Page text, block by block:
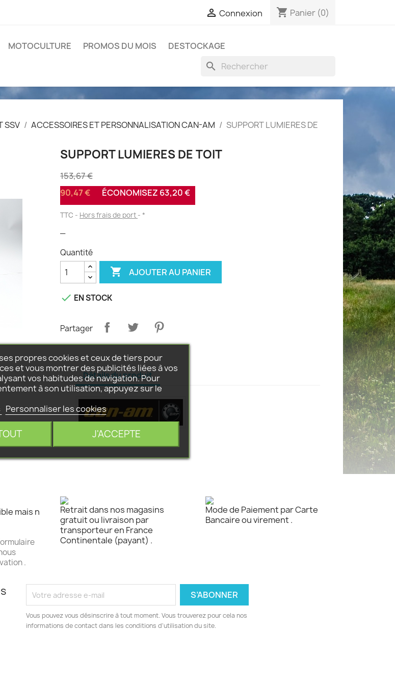
 Connexion shopping_cart Panier (0)
MOTOCULTURE PROMOS DU MOIS DESTOCKAGE
search
SSV ACCESSOIRES ET PERSONNALISATION CAN-AM
SUPPORT LUMIERES DE
SUPPORT LUMIERES DE TOIT
153,67 €
90,47 €
ÉCONOMISEZ 63,20 €
TTC Hors frais de port *
Quantité
 AJOUTER AU PANIER
 EN STOCK
Partager
Détails du produit
mais n
.
Retrait dans nos magasins
gratuit ou livraison par
transporteur en France
Continentale (payant) .
Mode de Paiement par Carte
Bancaire ou virement .
Vous pouvez vous désinscrire à tout moment. Vous trouverez pour cela nos
informations de contact dans les conditions d'utilisation du site.
propres cookies et ceux de tiers pour
et vous montrer des publicités liées à vos
vos habitudes de navigation. Pour
à son utilisation, appuyez sur le
Personnaliser les cookies
J'ACCEPTE